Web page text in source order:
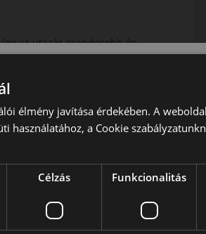
az utazás csendesebb és
teljesítményt nyújt a hideg
jégen és nedves úton is.
élmény javítása érdekében. A
használatához, a Cookie
Célzás Funkcionalitás